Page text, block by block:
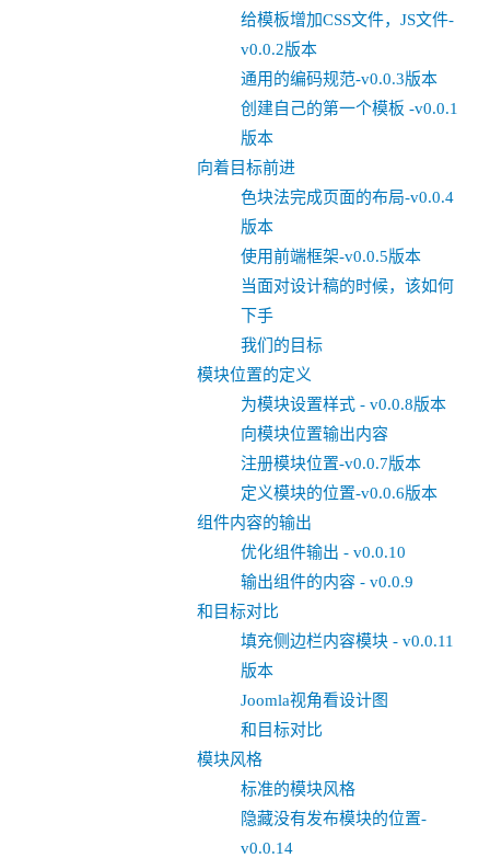
给模板增加CSS文件，JS文件-
v0.0.2版本
通用的编码规范-v0.0.3版本
创建自己的第一个模板 -v0.0.1
版本
向着目标前进
色块法完成页面的布局-v0.0.4
版本
使用前端框架-v0.0.5版本
当面对设计稿的时候，该如何
下手
我们的目标
模块位置的定义
为模块设置样式 - v0.0.8版本
向模块位置输出内容
注册模块位置-v0.0.7版本
定义模块的位置-v0.0.6版本
组件内容的输出
优化组件输出 - v0.0.10
输出组件的内容 - v0.0.9
和目标对比
填充侧边栏内容模块 - v0.0.11
版本
Joomla视角看设计图
和目标对比
模块风格
标准的模块风格
隐藏没有发布模块的位置-
v0.0.14